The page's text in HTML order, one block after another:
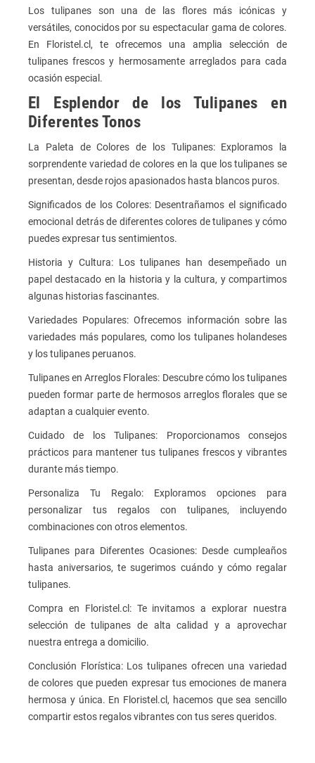
Los tulipanes son una de las flores más icónicas y
versátiles, conocidos por su espectacular gama de colores.
En Floristel.cl, te ofrecemos una amplia selección de
tulipanes frescos y hermosamente arreglados para cada
ocasión especial.
El Esplendor de los Tulipanes en
Diferentes Tonos
La Paleta de Colores de los Tulipanes: Exploramos la
sorprendente variedad de colores en la que los tulipanes se
presentan, desde rojos apasionados hasta blancos puros.
Significados de los Colores: Desentrañamos el significado
emocional detrás de diferentes colores de tulipanes y cómo
puedes expresar tus sentimientos.
Historia y Cultura: Los tulipanes han desempeñado un
papel destacado en la historia y la cultura, y compartimos
algunas historias fascinantes.
Variedades Populares: Ofrecemos información sobre las
variedades más populares, como los tulipanes holandeses
y los tulipanes peruanos.
Tulipanes en Arreglos Florales: Descubre cómo los tulipanes
pueden formar parte de hermosos arreglos florales que se
adaptan a cualquier evento.
Cuidado de los Tulipanes: Proporcionamos consejos
prácticos para mantener tus tulipanes frescos y vibrantes
durante más tiempo.
Personaliza Tu Regalo: Exploramos opciones para
personalizar tus regalos con tulipanes, incluyendo
combinaciones con otros elementos.
Tulipanes para Diferentes Ocasiones: Desde cumpleaños
hasta aniversarios, te sugerimos cuándo y cómo regalar
tulipanes.
Compra en Floristel.cl: Te invitamos a explorar nuestra
selección de tulipanes de alta calidad y a aprovechar
nuestra entrega a domicilio.
Conclusión Florística: Los tulipanes ofrecen una variedad
de colores que pueden expresar tus emociones de manera
hermosa y única. En Floristel.cl, hacemos que sea sencillo
compartir estos regalos vibrantes con tus seres queridos.